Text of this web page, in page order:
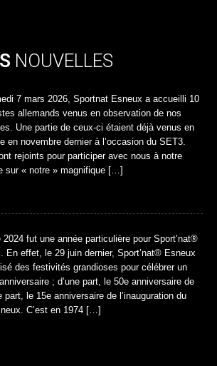
NOUVELLES
7 mars 2026, Sportnat Esneux a accueilli 10
allemands venus en observation de nos
Une partie de ceux-ci étaient déjà venus en
en novembre dernier à l’occasion du SET3.
rejoints pour participer avec nous à notre
sur « notre » magnifique […]
2024 fut une année particulière pour Sport’nat®
En effet, le 29 juin dernier, Sport’nat® Esneux
des festivités grandioses pour célébrer un
; d’une part, le 50e anniversaire de
part, le 15e anniversaire de l’inauguration du
C’est en 1974 […]